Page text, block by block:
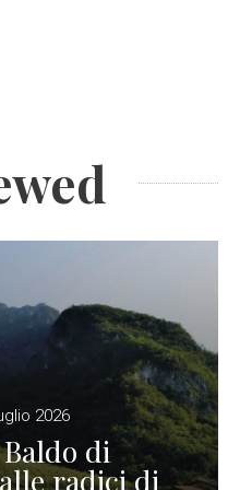
2026
di
radici di